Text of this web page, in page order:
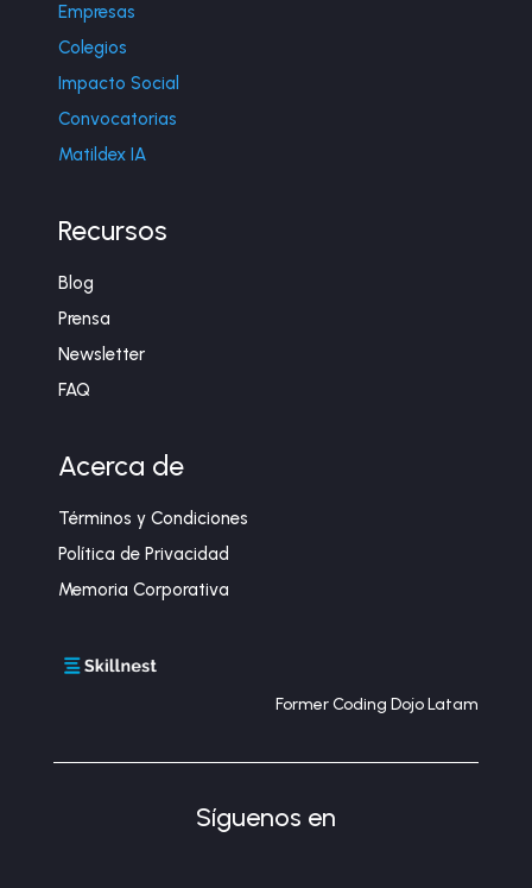
Empresas
Colegios
Impacto Social
Convocatorias
Matildex IA
Recursos
Blog
Prensa
Newsletter
FAQ
Acerca de
Términos y Condiciones
Política de Privacidad
Memoria Corporativa
Former Coding Dojo Latam
Síguenos en